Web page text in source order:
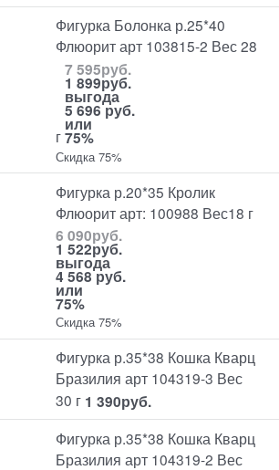
Фигурка Болонка р.25*40
Флюорит арт 103815-2 Вес 28
г
7 595руб.
1 899руб.
выгода
5 696 руб.
или
75%
Скидка 75%
Фигурка р.20*35 Кролик
Флюорит арт: 100988 Вес18 г
6 090руб.
1 522руб.
выгода
4 568 руб.
или
75%
Скидка 75%
Фигурка р.35*38 Кошка Кварц
Бразилия арт 104319-3 Вес
30 г 1 390руб.
Фигурка р.35*38 Кошка Кварц
Бразилия арт 104319-2 Вес